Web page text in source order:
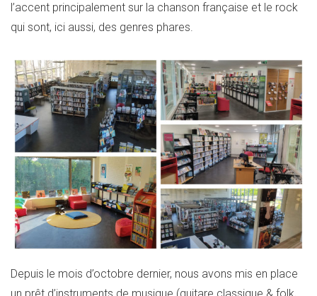
l’accent principalement sur la chanson française et le rock
qui sont, ici aussi, des genres phares.
Depuis le mois d’octobre dernier, nous avons mis en place
un prêt d’instruments de musique (guitare classique & folk,